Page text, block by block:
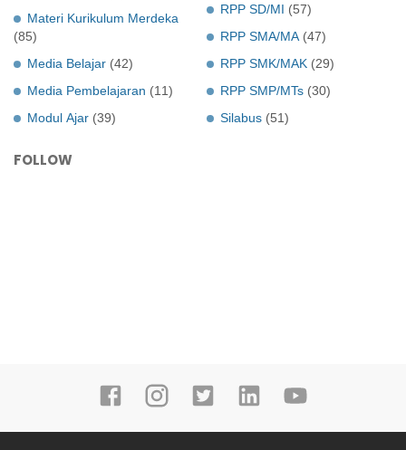
Materi Kurikulum Merdeka
(85)
Media Belajar (42)
Media Pembelajaran (11)
Modul Ajar (39)
RPP SD/MI (57)
RPP SMA/MA (47)
RPP SMK/MAK (29)
RPP SMP/MTs (30)
Silabus (51)
FOLLOW